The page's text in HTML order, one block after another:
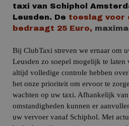
taxi van Schiphol
Leusden. De toeslag voor
bedraagt 25 Euro,
Bij ClubTaxi streven we ernaar om
Leusden zo soepel mogelijk te
altijd volledige controle hebben
het onze prioriteit om ervoor te
wachten op uw taxi. Afhankelijk van
omstandigheden kunnen er
uw vervoer vanaf Schiphol. Met